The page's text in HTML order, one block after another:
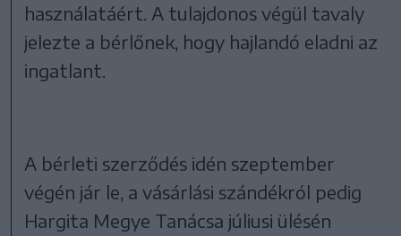
használatáért. A tulajdonos végül tavaly
jelezte a bérlőnek, hogy hajlandó eladni az
ingatlant.
A bérleti szerződés idén szeptember
végén jár le, a vásárlási szándékról pedig
Hargita Megye Tanácsa júliusi ülésén